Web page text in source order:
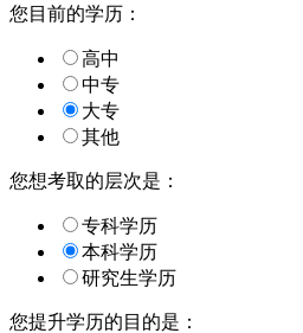
您目前的学历：
高中
中专
大专
其他
您想考取的层次是：
专科学历
本科学历
研究生学历
您提升学历的目的是：